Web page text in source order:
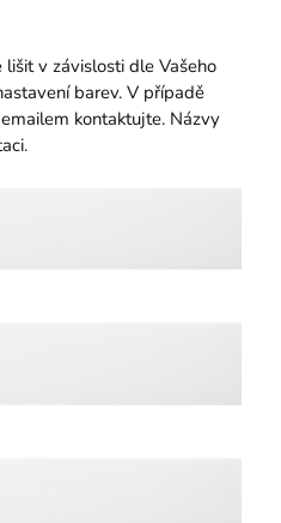
v závislosti dle Vašeho
barev. V případě
kontaktujte. Názvy